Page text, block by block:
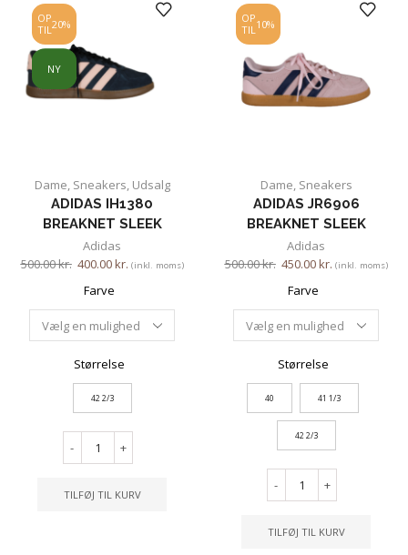
OP
TIL20%
NY
Dame, Sneakers, Udsalg
ADIDAS IH1380
BREAKNET SLEEK
Adidas
500.00kr. 400.00kr. (inkl. moms)
Farve
Størrelse
42 2/3
- +
TILFØJ TIL KURV
OP
TIL10%
Dame, Sneakers
ADIDAS JR6906
BREAKNET SLEEK
Adidas
500.00kr. 450.00kr. (inkl. moms)
Farve
Størrelse
40 41 1/3
42 2/3
- +
TILFØJ TIL KURV